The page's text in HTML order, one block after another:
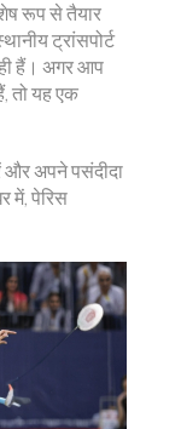
रूप से तैयार
ट्रांसपोर्ट
हैं। अगर आप
तो यह एक
और अपने पसंदीदा
में, पेरिस